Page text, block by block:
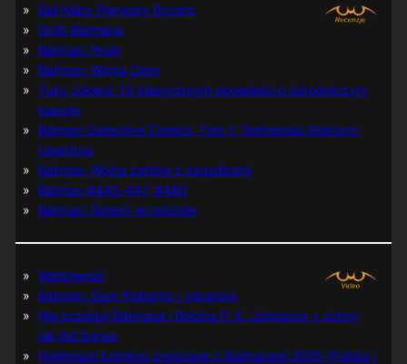
Bat-Man: Pierwszy Rycerz
Grób Batmana
Batman: Hush
Batman: Wojna Cieni
Tuzy Jokera: 13 klasycznych opowieści o zbrodniczym
klaunie
Batman Detective Comics, Tom 1: Gothamski Nokturn:
Uwertura
Batman: Wojna żartów z zagadkami
Batman #445-447, #480
Batman: Śmierć w rodzinie
Wątpliwość
Batman: Dark Patterns – recenzja
Nie prześpij Batmana i Robina P. K. Johnsona + zimny
jak lód bonus
Najlepsze komiksy związane z Batmanem 2025 (Polska i